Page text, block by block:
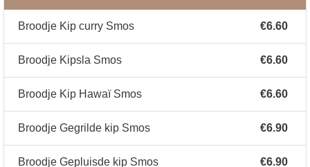
Broodje Kip curry Smos €6.60
Broodje Kipsla Smos €6.60
Broodje Kip Hawaï Smos €6.60
Broodje Gegrilde kip Smos €6.90
Broodje Gepluisde kip Smos €6.90